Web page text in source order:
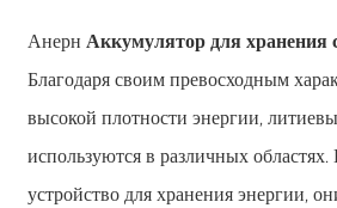
АнернАккумулятор для хранения
Благодаря своим превосходным
высокой плотности энергии,
используются в различных областях.
устройство для хранения энергии,